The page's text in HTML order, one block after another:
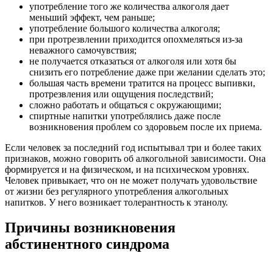
употребление того же количества алкоголя дает
меньший эффект, чем раньше;
употребление большого количества алкоголя;
при протрезвлении приходится опохмеляться из-за
неважного самочувствия;
не получается отказаться от алкоголя или хотя бы
снизить его потребление даже при желании сделать это;
большая часть времени тратится на процесс выпивки,
протрезвления или ощущения последствий;
сложно работать и общаться с окружающими;
спиртные напитки употреблялись даже после
возникновения проблем со здоровьем после их приема.
Если человек за последний год испытывал три и более таких
признаков, можно говорить об алкогольной зависимости. Она
формируется и на физическом, и на психическом уровнях.
Человек привыкает, что он не может получать удовольствие
от жизни без регулярного употребления алкогольных
напитков. У него возникает толерантность к этанолу.
Причины возникновения
абстинентного синдрома